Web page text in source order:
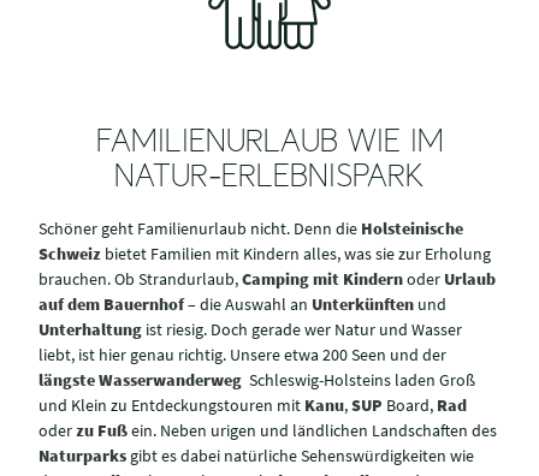
FAMILIENURLAUB WIE IM
NATUR-ERLEBNISPARK
Schöner geht Familienurlaub nicht. Denn die Holsteinische
Schweiz bietet Familien mit Kindern alles, was sie zur Erholung
brauchen. Ob Strandurlaub,Camping mit Kindernoder Urlaub
auf dem Bauernhof– die Auswahl an Unterkünften und
Unterhaltung ist riesig. Doch gerade wer Natur und Wasser
liebt, ist hier genau richtig. Unsere etwa 200 Seen und der
längste Wasserwanderweg Schleswig-Holsteins laden Groß
und Klein zu Entdeckungstouren mit Kanu,SUP Board, Rad
oderzu Fußein. Neben urigen und ländlichen Landschaften des
Naturparks gibt es dabei natürliche Sehenswürdigkeiten wie